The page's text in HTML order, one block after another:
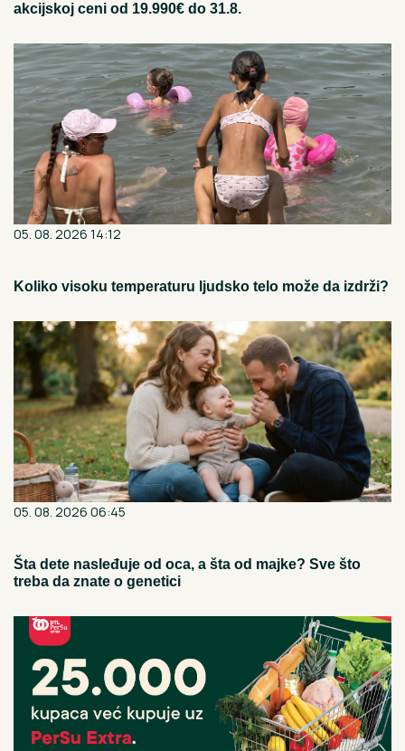
akcijskoj ceni od 19.990€ do 31.8.
05. 08. 2026 14:12
Koliko visoku temperaturu ljudsko telo može da izdrži?
05. 08. 2026 06:45
Šta dete nasleđuje od oca, a šta od majke? Sve što
treba da znate o genetici